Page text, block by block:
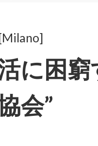
に困
会”